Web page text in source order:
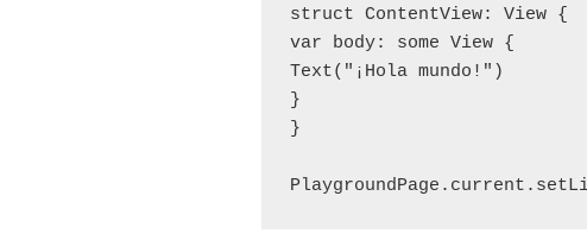
struct ContentView: View {
var body: some View {
Text("¡Hola mundo!")
}
}